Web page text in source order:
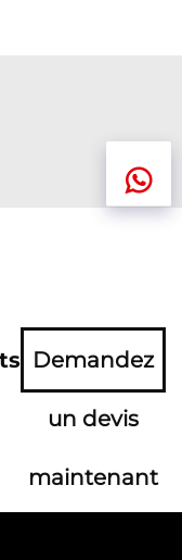
Demandez
un devis
maintenant